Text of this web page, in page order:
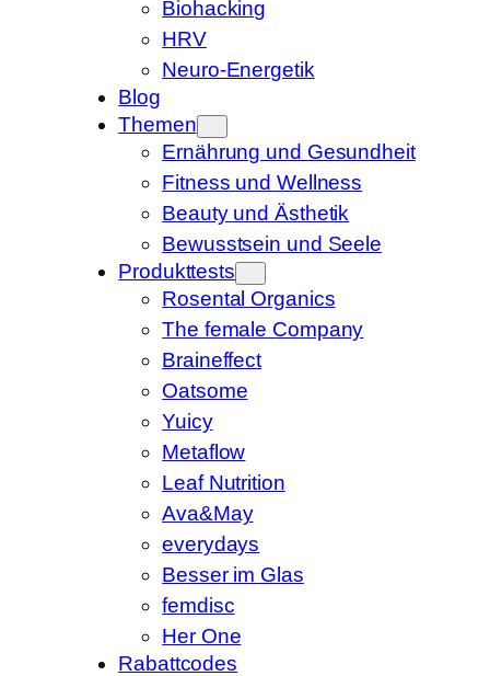
Biohacking
HRV
Neuro-Energetik
Blog
Themen
Ernährung und Gesundheit
Fitness und Wellness
Beauty und Ästhetik
Bewusstsein und Seele
Produkttests
Rosental Organics
The female Company
Braineffect
Oatsome
Yuicy
Metaflow
Leaf Nutrition
Ava&May
everydays
Besser im Glas
femdisc
Her One
Rabattcodes